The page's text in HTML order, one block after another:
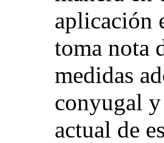
aplicación
toma nota
medidas
conyugal
actual de